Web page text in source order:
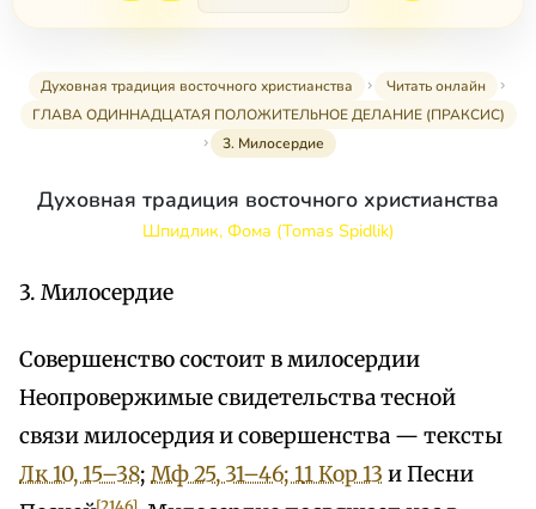
Духовная традиция восточного христианства
Читать онлайн
ГЛАВА ОДИННАДЦАТАЯ ПОЛОЖИТЕЛbНОЕ ДЕЛАНИЕ (ПРАКСИС)
3. Милосердие
Духовная традиция восточного христианства
Шпидлик, Фома (Tomas Spidlik)
3. Милосердие
Совершенство состоит в милосердии
Неопровержимые свидетельства тесной
связи милосердия и совершенства — тексты
Лк 10, 15–38; Мф 25, 31–46; 11 Кор 13 и Песни